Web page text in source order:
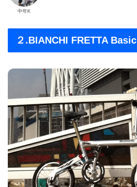
中年K
２.BIANCHI FRETTA Basic